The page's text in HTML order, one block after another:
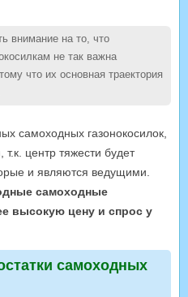
внимание на то, что
не так важна
что их основная траектория
самоходных газонокосилок,
центр тяжести будет
и являются ведущими.
самоходные
высокую цену и спрос у
самоходных